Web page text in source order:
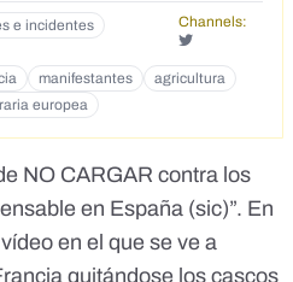
e incidentes
Channels:
manifestantes
agricultura
europea
NO CARGAR contra los
en España (sic)”. En
en el que se ve a
quitándose los cascos